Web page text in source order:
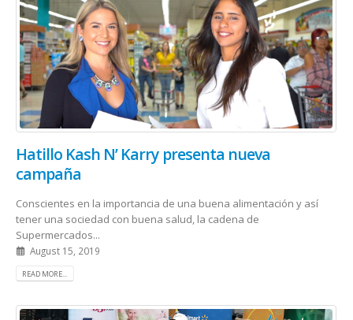
Hatillo Kash N’ Karry presenta nueva
campaña
Conscientes en la importancia de una buena alimentación y así
tener una sociedad con buena salud, la cadena de
Supermercados...
August 15, 2019
READ MORE...